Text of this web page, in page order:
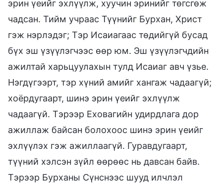
эрин үеийг эхлүүлж, хуучин эринийг төгсгөж
чадсан. Тийм учраас Түүнийг Бурхан, Христ
гэж нэрлэдэг; Тэр Исаиагаас төдийгүй бусад
бүх эш үзүүлэгчээс өөр юм. Эш үзүүлэгчдийн
ажилтай харьцуулахын тулд Исаиаг авч үзье.
Нэгдүгээрт, тэр хүний амийг хангаж чадаагүй;
хоёрдугаарт, шинэ эрин үеийг эхлүүлж
чадаагүй. Тэрээр Еховагийн удирдлага дор
ажиллаж байсан болохоос шинэ эрин үеийг
эхлүүлэх гэж ажиллаагүй. Гуравдугаарт,
түүний хэлсэн зүйл өөрөөс нь давсан байв.
Тэрээр Бурханы Сүнснээс шууд илчлэл